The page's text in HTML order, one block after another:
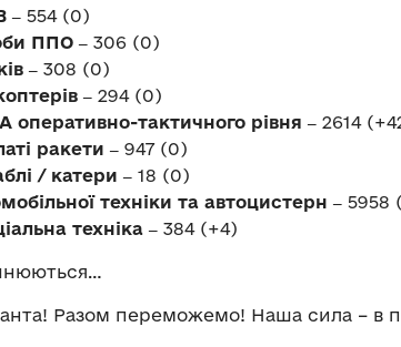
‒ 554 (0)
ППО ‒ 306 (0)
‒ 308 (0)
‒ 294 (0)
оперативно-тактичного рівня ‒ 2614
ракети ‒ 947 (0)
/ катери ‒ 18 (0)
техніки та автоцистерн ‒ 5958
техніка ‒ 384 (+4)
Разом переможемо! Наша сила – в